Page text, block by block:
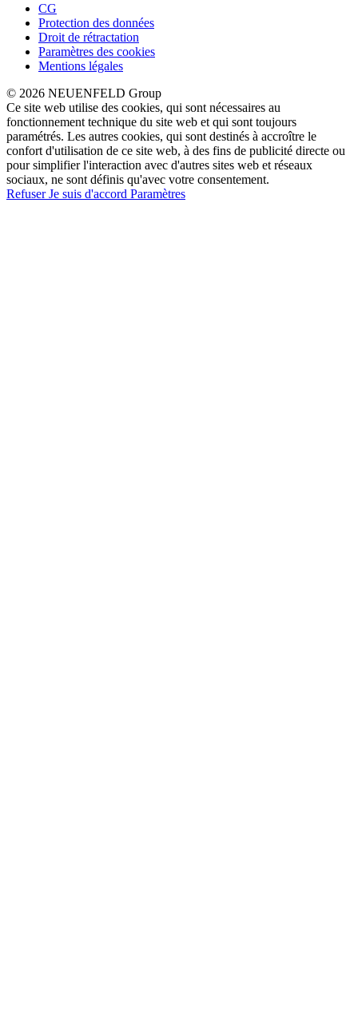
CG
Protection des données
Droit de rétractation
Paramètres des cookies
Mentions légales
© 2026 NEUENFELD Group
Ce site web utilise des cookies, qui sont nécessaires au
fonctionnement technique du site web et qui sont toujours
paramétrés. Les autres cookies, qui sont destinés à accroître le
confort d'utilisation de ce site web, à des fins de publicité directe ou
pour simplifier l'interaction avec d'autres sites web et réseaux
sociaux, ne sont définis qu'avec votre consentement.
RefuserJe suis d'accord Paramètres